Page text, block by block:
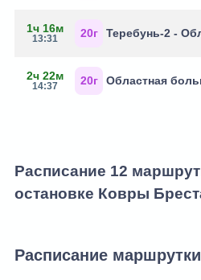
1ч 16м
13:31 20г Теребунь-2 -
2ч 22м
14:37 20г Областная
Расписание 12
остановке Ковры
Расписание